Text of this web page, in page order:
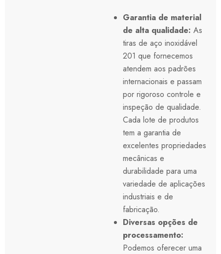
Garantia de material
de alta qualidade: As
tiras de aço inoxidável
201 que fornecemos
atendem aos padrões
internacionais e passam
por rigoroso controle e
inspeção de qualidade.
Cada lote de produtos
tem a garantia de
excelentes propriedades
mecânicas e
durabilidade para uma
variedade de aplicações
industriais e de
fabricação.
Diversas opções de
processamento:
Podemos oferecer uma